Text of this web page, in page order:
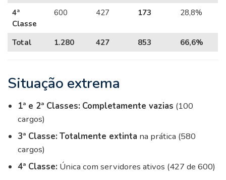
4ª
Classe
600 427 173 28,8%
Total 1.280 427 853 66,6%
Situação extrema
1ª e 2ª Classes: Completamente vazias (100
cargos)
3ª Classe: Totalmente extinta na prática (580
cargos)
4ª Classe: Única com servidores ativos (427 de 600)